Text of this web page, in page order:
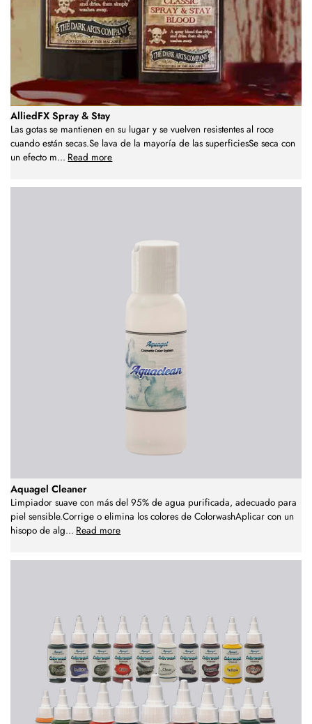
AlliedFX Spray & Stay
Las gotas se mantienen en su lugar y se vuelven resistentes al roce
cuando están secas.Se lava de la mayoría de las superficiesSe seca con
un efecto m... Read more
Aquagel Cleaner
Limpiador suave con más del 95% de agua purificada, adecuado para
piel sensible.Corrige o elimina los colores de ColorwashAplicar con un
hisopo de alg... Read more